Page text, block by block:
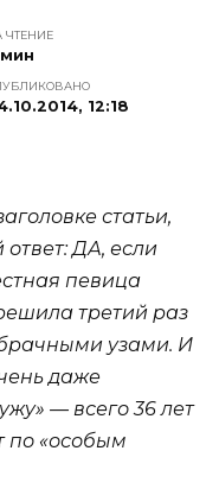
ЧТЕНИЕ
12:18
статьи,
ответ: ДА, если
певица
третий раз
узами. И
даже
— всего 36 лет
по «особым